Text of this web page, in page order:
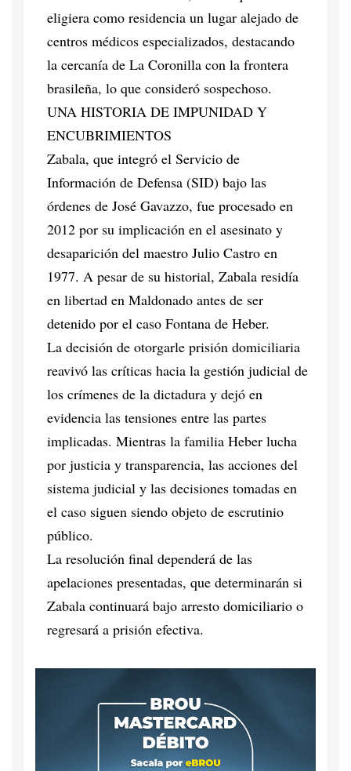
eligiera como residencia un lugar alejado de
centros médicos especializados, destacando
la cercanía de La Coronilla con la frontera
brasileña, lo que consideró sospechoso.
UNA HISTORIA DE IMPUNIDAD Y
ENCUBRIMIENTOS
Zabala, que integró el Servicio de
Información de Defensa (SID) bajo las
órdenes de José Gavazzo, fue procesado en
2012 por su implicación en el asesinato y
desaparición del maestro Julio Castro en
1977. A pesar de su historial, Zabala residía
en libertad en Maldonado antes de ser
detenido por el caso Fontana de Heber.
La decisión de otorgarle prisión domiciliaria
reavivó las críticas hacia la gestión judicial de
los crímenes de la dictadura y dejó en
evidencia las tensiones entre las partes
implicadas. Mientras la familia Heber lucha
por justicia y transparencia, las acciones del
sistema judicial y las decisiones tomadas en
el caso siguen siendo objeto de escrutinio
público.
La resolución final dependerá de las
apelaciones presentadas, que determinarán si
Zabala continuará bajo arresto domiciliario o
regresará a prisión efectiva.